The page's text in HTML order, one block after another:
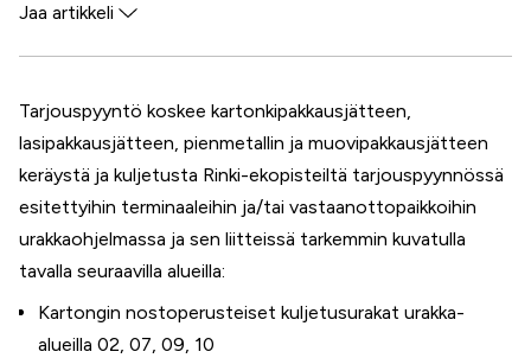
Jaa artikkeli
Facebook
WhatsApp
LinkedIn
Tarjouspyyntö koskee kartonkipakkausjätteen,
lasipakkausjätteen, pienmetallin ja muovipakkausjätteen
keräystä ja kuljetusta Rinki-ekopisteiltä tarjouspyynnössä
esitettyihin terminaaleihin ja/tai vastaanottopaikkoihin
urakkaohjelmassa ja sen liitteissä tarkemmin kuvatulla
tavalla seuraavilla alueilla:
Kartongin nostoperusteiset kuljetusurakat urakka-
alueilla 02, 07, 09, 10